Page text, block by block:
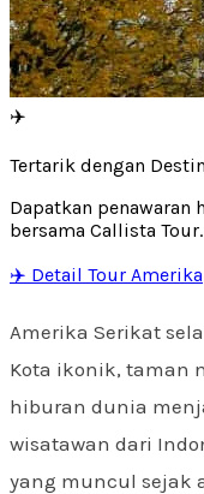
✈️
Tertarik dengan
Dapatkan penawaran
bersama Callista Tour.
✈️ Detail Tour Amerika
Amerika Serikat
Kota ikonik, taman
hiburan dunia
wisatawan dari
yang muncul sejak